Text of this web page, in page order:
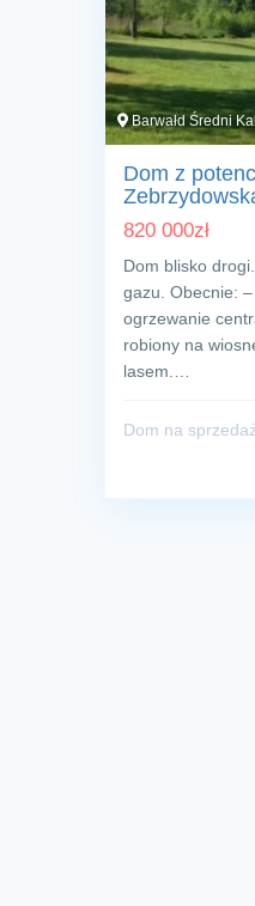
Barwałd Średni
Dom z
820 000zł
Dom blisko
gazu. Obecnie:
ogrzewanie
robiony na
lasem.…
Dom na